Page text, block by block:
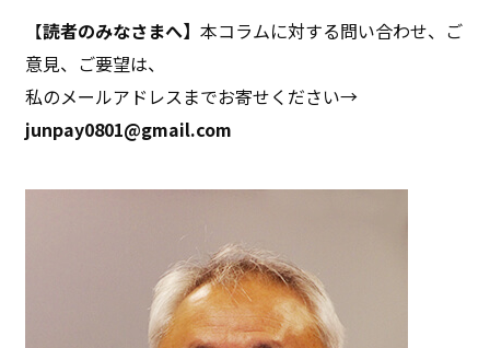
【読者のみなさまへ】本コラムに対する問い合わせ、ご
意見、ご要望は、
私のメールアドレスまでお寄せください→
junpay0801@gmail.com